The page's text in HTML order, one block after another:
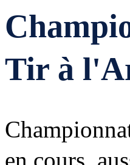
Tir à
en cours,